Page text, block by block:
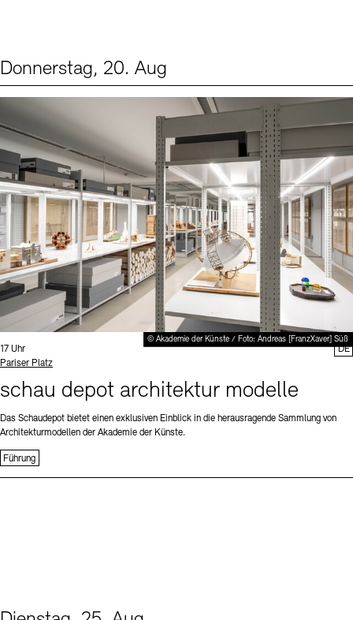
Donnerstag, 20. Aug
© Akademie der Künste / Foto: Andreas [FranzXaver] Süß
Uhrzeit:
17 Uhr
Standort
Pariser Platz
schau depot architektur modelle
Das Schaudepot bietet einen exklusiven Einblick in die herausragende Sammlung von
Architekturmodellen der Akademie der Künste.
Führung
DE